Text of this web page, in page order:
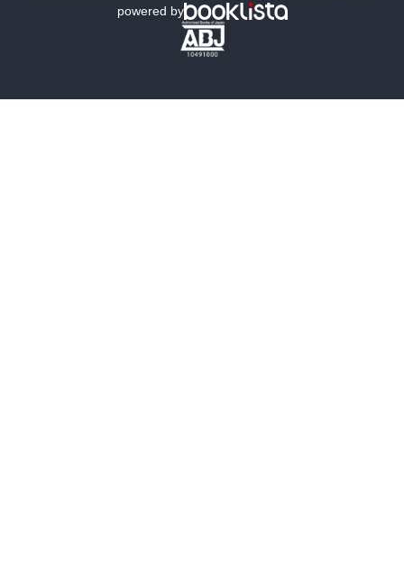
文学
powered by